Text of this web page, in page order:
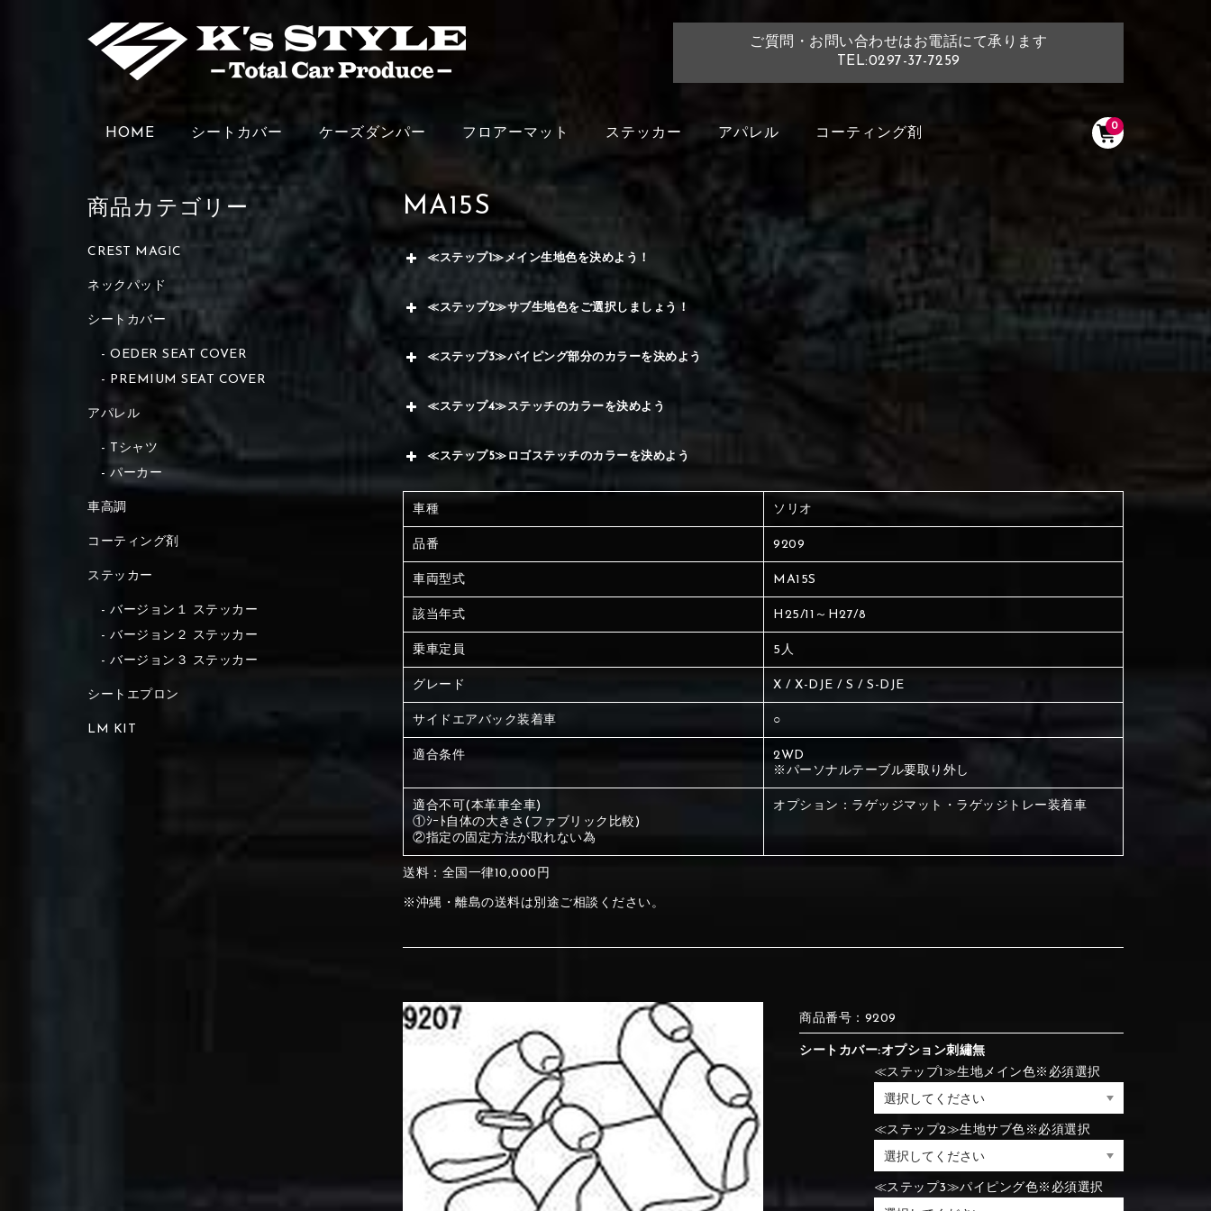
ご質問・お問い合わせはお電話にて承ります
TEL:0297-37-7259
0
HOME シートカバー ケーズダンパー フロアーマット ステッカー アパレル コーティング剤
MA15S
≪ステップ1≫メイン生地色を決めよう！
赤く塗られている場所を選択
ください
⑤Dark Brown ⑥Yellow
⑨Pink ⑩White ⑪Black
≪ステップ2≫サブ生地色をご選択しましょう！
赤く塗られている部分にカラ
ー選択ください
⑤Dark Brown ⑥Yellow ⑦Blue ⑧Orange
≪ステップ3≫パイピング部分のカラーを決めよう
ください
②Gray ③Red
⑤Dark Brown ⑥Yellow ⑦Blue ⑧Orange
≪ステップ4≫ステッチのカラーを決めよう
赤く塗られている場所を選択
ください
刺繍は下記21種類からご選択ください。
②Gray ③Light gray
⑤Ivory ⑥Red ⑦Wine-red ⑧Yellow
≪ステップ5≫ロゴステッチのカラーを決めよう
赤く塗られている場所を選択
ください
②Gray ③Light gray
⑤Ivory ⑥Red ⑦Wine-red
車種 ソリオ
品番 9209
車両型式 MA15S
該当年式 H25/11～H27/8
乗車定員 5人
グレード X / X-DJE / S / S-DJE
サイドエアバック装着車 ○
適合条件
2WD
※パーソナルテーブル要取り外し
適合不可(本革車全車)
①ｼｰﾄ自体の大きさ(ファブリック比較)
②指定の固定方法が取れない為
オプション：ラゲッジマット・ラゲッジトレー装着車
送料：全国一律10,000円
※沖縄・離島の送料は別途ご相談ください。
商品番号：9209
シートカバー:オプション刺繡無
≪ステップ1≫生地メイン色※必須選択
≪ステップ2≫生地サブ色※必須選択
≪ステップ3≫パイピング色※必須選択
商品カテゴリー
CREST MAGIC
ネックパッド
シートカバー
OEDER SEAT COVER
PREMIUM SEAT COVER
アパレル
Tシャツ
パーカー
車高調
コーティング剤
ステッカー
バージョン１ ステッカー
バージョン２ ステッカー
バージョン３ ステッカー
シートエプロン
LM KIT